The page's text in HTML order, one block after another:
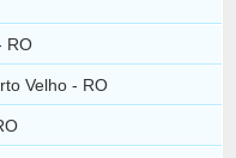
RO
Velho - RO